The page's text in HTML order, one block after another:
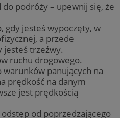
podróży – upewnij się, że
gdy jesteś wypoczęty, w
a przede
jesteś trzeźwy.
ruchu drogowego.
panujących na
prędkość na danym
jest prędkością
od poprzedzającego